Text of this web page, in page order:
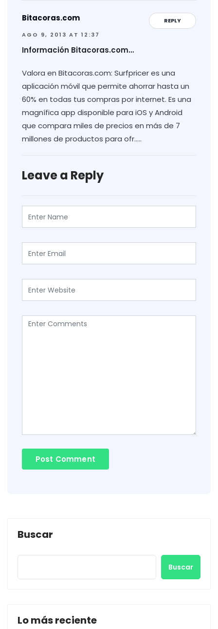
REPLY
Bitacoras.com
AGO 9, 2013 AT 12:37
Información Bitacoras.com…
Valora en Bitacoras.com: Surfpricer es una
aplicación móvil que permite ahorrar hasta un
60% en todas tus compras por internet. Es una
magnífica app disponible para iOS y Android
que compara miles de precios en más de 7
millones de productos para ofr…..
Leave a Reply
Buscar
Buscar
Lo más reciente